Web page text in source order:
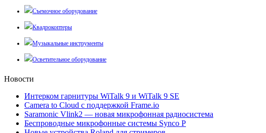
Съемочное оборудование
Квадрокоптеры
Музыкальные инструменты
Осветительное оборудование
Новости
Интерком гарнитуры WiTalk 9 и WiTalk 9 SE
Camera to Cloud с поддержкой Frame.io
Saramonic Vlink2 — новая микрофонная радиосистема
Беспроводные микрофонные системы Synco P